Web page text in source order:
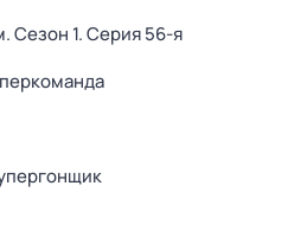
. Сезон 1. Серия 56-я